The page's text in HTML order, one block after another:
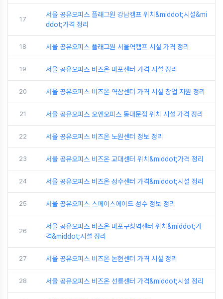
17
서울 공유오피스 플래그원 강남캠프 위치&middot;시설&mi
ddot;가격 정리
18 서울 공유오피스 플래그원 서울역캠프 시설 가격 정리
19 서울 공유오피스 비즈온 마포센터 가격 시설 정리
20 서울 공유오피스 비즈온 역삼센터 가격 시설 창업 지원 정리
21 서울 공유오피스 오엔오피스 동대문점 위치 시설 가격 정리
22 서울 공유오피스 비즈온 노원센터 정보 정리
23 서울 공유오피스 비즈온 교대센터 위치&middot;가격 정리
24 서울 공유오피스 비즈온 성수센터 가격&middot;시설 정리
25 서울 공유오피스 스페이스에이드 성수 정보 정리
26
서울 공유오피스 비즈온 마포구청역센터 위치&middot;가
격&middot;시설 정리
27 서울 공유오피스 비즈온 논현센터 가격 시설 정리
28 서울 공유오피스 비즈온 선릉센터 가격&middot;시설 정리